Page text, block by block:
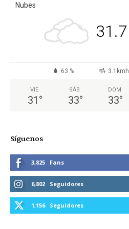
Nubes
31.7
63 % 3.1kmh
VIE
31 °
SÁB
33°
DOM
33°
Síguenos
3,825 Fans
6,802 Seguidores
1,156 Seguidores